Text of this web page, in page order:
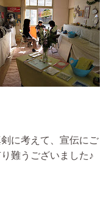
に考えて、宣伝にご
難うございました♪